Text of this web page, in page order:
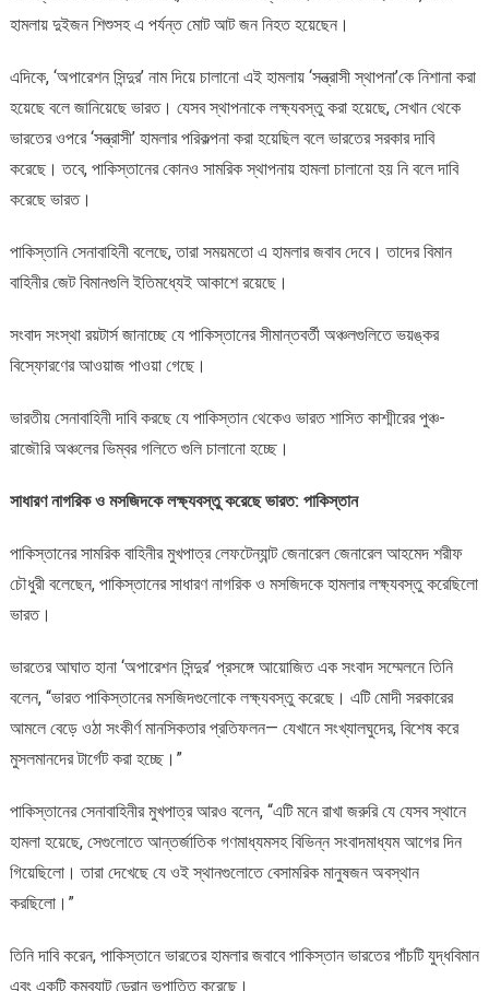
হামলায় দুইজন শিশুসহ এ পর্যন্ত মোট আট জন নিহত হয়েছেন।
এদিকে, ‘অপারেশন সিন্দুর’ নাম দিয়ে চালানো এই হামলায় ‘সন্ত্রাসী স্থাপনা’কে নিশানা করা
হয়েছে বলে জানিয়েছে ভারত। যেসব স্থাপনাকে লক্ষ্যবস্তু করা হয়েছে, সেখান থেকে
ভারতের ওপরে ‘সন্ত্রাসী’ হামলার পরিকল্পনা করা হয়েছিল বলে ভারতের সরকার দাবি
করেছে। তবে, পাকিস্তানের কোনও সামরিক স্থাপনায় হামলা চালানো হয় নি বলে দাবি
করেছে ভারত।
পাকিস্তানি সেনাবাহিনী বলেছে, তারা সময়মতো এ হামলার জবাব দেবে। তাদের বিমান
বাহিনীর জেট বিমানগুলি ইতিমধ্যেই আকাশে রয়েছে।
সংবাদ সংস্থা রয়টার্স জানাচ্ছে যে পাকিস্তানের সীমান্তবর্তী অঞ্চলগুলিতে ভয়ঙ্কর
বিস্ফোরণের আওয়াজ পাওয়া গেছে।
ভারতীয় সেনাবাহিনী দাবি করছে যে পাকিস্তান থেকেও ভারত শাসিত কাশ্মীরের পুঞ্চ-
রাজৌরি অঞ্চলের ভিম্বর গলিতে গুলি চালানো হচ্ছে।
সাধারণ নাগরিক ও মসজিদকে লক্ষ্যবস্তু করেছে ভারত: পাকিস্তান
পাকিস্তানের সামরিক বাহিনীর মুখপাত্র লেফটেন্যান্ট জেনারেল জেনারেল আহমেদ শরীফ
চৌধুরী বলেছেন, পাকিস্তানের সাধারণ নাগরিক ও মসজিদকে হামলার লক্ষ্যবস্তু করেছিলো
ভারত।
ভারতের আঘাত হানা ‘অপারেশন সিন্দুর’ প্রসঙ্গে আয়োজিত এক সংবাদ সম্মেলনে তিনি
বলেন, “ভারত পাকিস্তানের মসজিদগুলোকে লক্ষ্যবস্তু করেছে। এটি মোদী সরকারের
আমলে বেড়ে ওঠা সংকীর্ণ মানসিকতার প্রতিফলন— যেখানে সংখ্যালঘুদের, বিশেষ করে
মুসলমানদের টার্গেট করা হচ্ছে।”
পাকিস্তানের সেনাবাহিনীর মুখপাত্র আরও বলেন, “এটি মনে রাখা জরুরি যে যেসব স্থানে
হামলা হয়েছে, সেগুলোতে আন্তর্জাতিক গণমাধ্যমসহ বিভিন্ন সংবাদমাধ্যম আগের দিন
গিয়েছিলো। তারা দেখেছে যে ওই স্থানগুলোতে বেসামরিক মানুষজন অবস্থান
করছিলো।”
তিনি দাবি করেন, পাকিস্তানে ভারতের হামলার জবাবে পাকিস্তান ভারতের পাঁচটি যুদ্ধবিমান
এবং একটি কমব্যাট ড্রোন ভূপাতিত করেছে।